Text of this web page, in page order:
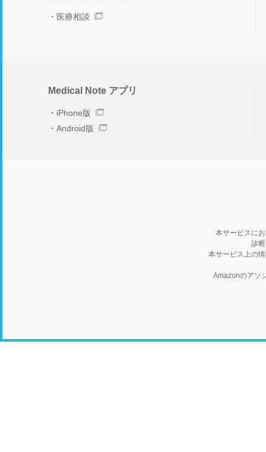
医療相談
Medical Note アプリ
iPhone版
Android版
本サービスに
診
本サービス上の
Amazonのアソ